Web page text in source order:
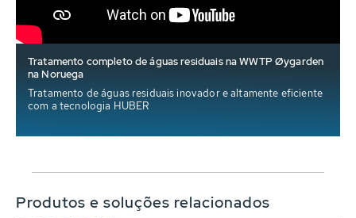
Tratamento completo de águas residuais na WWTP Øygarden
na Noruega
Tratamento de águas residuais inovador e altamente eficiente
com a tecnologia HUBER
Produtos e soluções relacionados